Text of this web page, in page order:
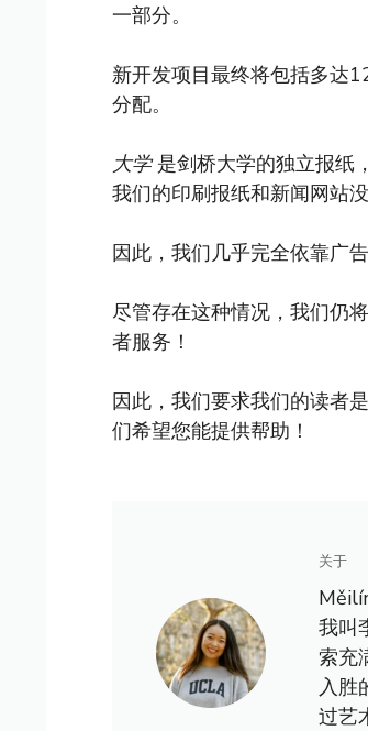
一部分。
新开发项目最终将包括多达
分配。
大学是剑桥大学的独立报纸
我们的印刷报纸和新闻网站
因此，我们几乎完全依靠广
尽管存在这种情况，我们仍
者服务！
因此，我们要求我们的读者
们希望您能提供帮助！
关于
我叫
索充
入胜
过艺